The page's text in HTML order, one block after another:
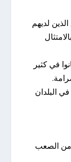
لديهم
في كثير
البلدان
من الصعب